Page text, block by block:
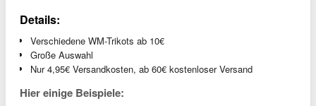
Details:
Verschiedene WM-Trikots ab 10€
Große Auswahl
Nur 4,95€ Versandkosten, ab 60€ kostenloser Versand
Hier einige Beispiele: